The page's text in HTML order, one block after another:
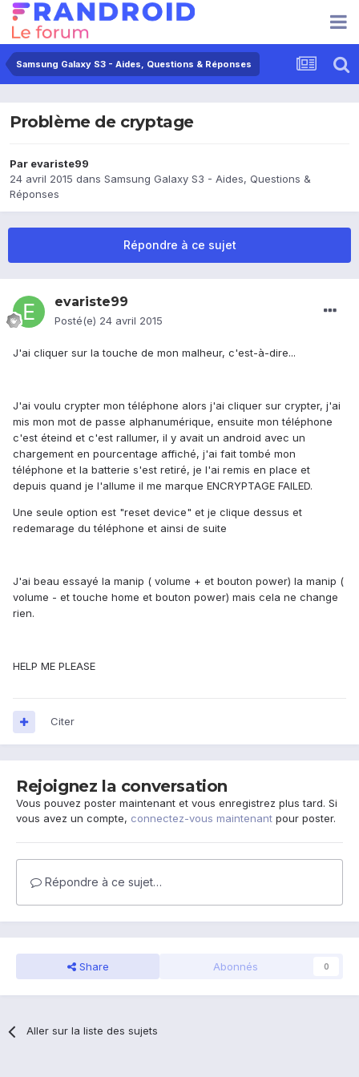
Samsung Galaxy S3 - Aides, Questions & Réponses
Problème de cryptage
Par evariste99
24 avril 2015 dans Samsung Galaxy S3 - Aides, Questions &
Réponses
Répondre à ce sujet
evariste99
Posté(e) 24 avril 2015
J'ai cliquer sur la touche de mon malheur, c'est-à-dire...
J'ai voulu crypter mon téléphone alors j'ai cliquer sur crypter, j'ai
mis mon mot de passe alphanumérique, ensuite mon téléphone
c'est éteind et c'est rallumer, il y avait un android avec un
chargement en pourcentage affiché, j'ai fait tombé mon
téléphone et la batterie s'est retiré, je l'ai remis en place et
depuis quand je l'allume il me marque ENCRYPTAGE FAILED.
Une seule option est "reset device" et je clique dessus et
redemarage du téléphone et ainsi de suite
J'ai beau essayé la manip ( volume + et bouton power) la manip (
volume - et touche home et bouton power) mais cela ne change
rien.
HELP ME PLEASE
Citer
Rejoignez la conversation
Vous pouvez poster maintenant et vous enregistrez plus tard. Si
vous avez un compte, connectez-vous maintenant pour poster.
Répondre à ce sujet…
Share Abonnés 0
Aller sur la liste des sujets